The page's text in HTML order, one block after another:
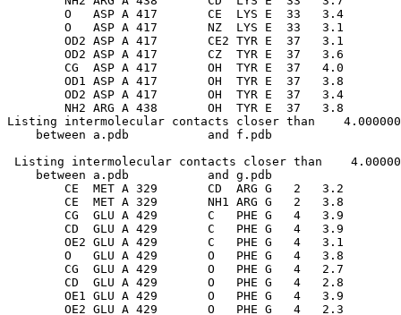
O   ASP A 417       CE  LYS E  33   3.4
O   ASP A 417       NZ  LYS E  33   3.1
OD2 ASP A 417       CE2 TYR E  37   3.1
OD2 ASP A 417       CZ  TYR E  37   3.6
CG  ASP A 417       OH  TYR E  37   4.0
OD1 ASP A 417       OH  TYR E  37   3.8
OD2 ASP A 417       OH  TYR E  37   3.4
NH2 ARG A 438       OH  TYR E  37   3.8
Listing intermolecular contacts closer than
Listing intermolecular contacts closer than
between a.pdb           and g.pdb
CE  MET A 329       CD  ARG G   2   3.2
CE  MET A 329       NH1 ARG G   2   3.8
CG  GLU A 429       C   PHE G   4   3.9
CD  GLU A 429       C   PHE G   4   3.9
OE2 GLU A 429       C   PHE G   4   3.1
O   GLU A 429       O   PHE G   4   3.8
CG  GLU A 429       O   PHE G   4   2.7
CD  GLU A 429       O   PHE G   4   2.8
OE1 GLU A 429       O   PHE G   4   3.9
OE2 GLU A 429       O   PHE G   4   2.3